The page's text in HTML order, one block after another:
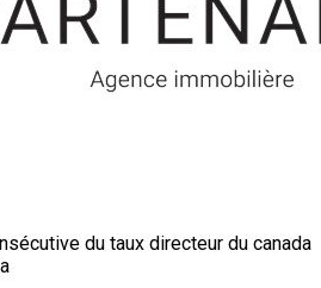
du taux directeur du canada